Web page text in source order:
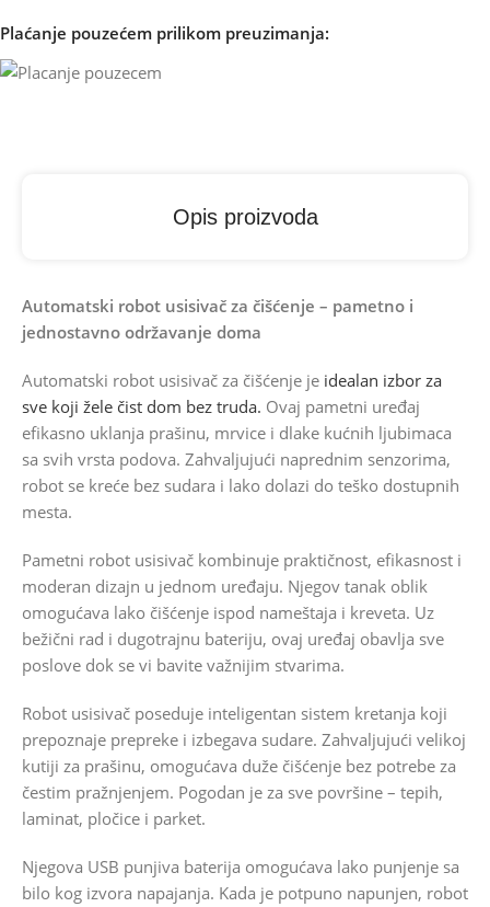
Plaćanje pouzećem prilikom preuzimanja:
Opis proizvoda
Automatski robot usisivač za čišćenje – pametno i
jednostavno održavanje doma
Automatski robot usisivač za čišćenje je idealan izbor za
sve koji žele čist dom bez truda. Ovaj pametni uređaj
efikasno uklanja prašinu, mrvice i dlake kućnih ljubimaca
sa svih vrsta podova. Zahvaljujući naprednim senzorima,
robot se kreće bez sudara i lako dolazi do teško dostupnih
mesta.
Pametni robot usisivač kombinuje praktičnost, efikasnost i
moderan dizajn u jednom uređaju. Njegov tanak oblik
omogućava lako čišćenje ispod nameštaja i kreveta. Uz
bežični rad i dugotrajnu bateriju, ovaj uređaj obavlja sve
poslove dok se vi bavite važnijim stvarima.
Robot usisivač poseduje inteligentan sistem kretanja koji
prepoznaje prepreke i izbegava sudare. Zahvaljujući velikoj
kutiji za prašinu, omogućava duže čišćenje bez potrebe za
čestim pražnjenjem. Pogodan je za sve površine – tepih,
laminat, pločice i parket.
Njegova USB punjiva baterija omogućava lako punjenje sa
bilo kog izvora napajanja. Kada je potpuno napunjen, robot